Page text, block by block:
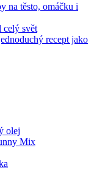
na těsto, omáčku i
celý svět
recept jako
olej
Mix